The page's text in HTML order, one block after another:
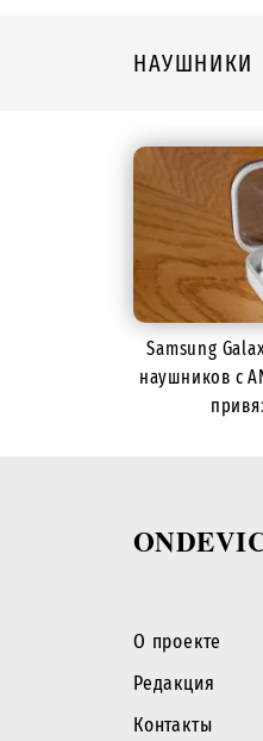
НАУШНИКИ
Samsung
наушников с
О проекте
Редакция
Контакты